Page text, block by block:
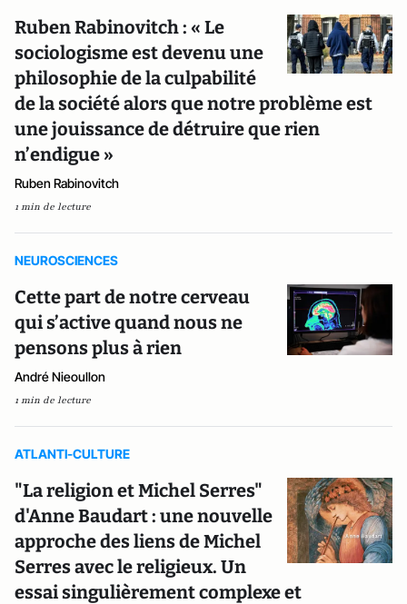
Ruben Rabinovitch : « Le
sociologisme est devenu une
philosophie de la culpabilité
de la société alors que notre problème est
une jouissance de détruire que rien
n’endigue »
Ruben Rabinovitch
1 min de lecture
NEUROSCIENCES
Cette part de notre cerveau
qui s’active quand nous ne
pensons plus à rien
André Nieoullon
1 min de lecture
ATLANTI-CULTURE
"La religion et Michel Serres"
d'Anne Baudart : une nouvelle
approche des liens de Michel
Serres avec le religieux. Un
essai singulièrement complexe et